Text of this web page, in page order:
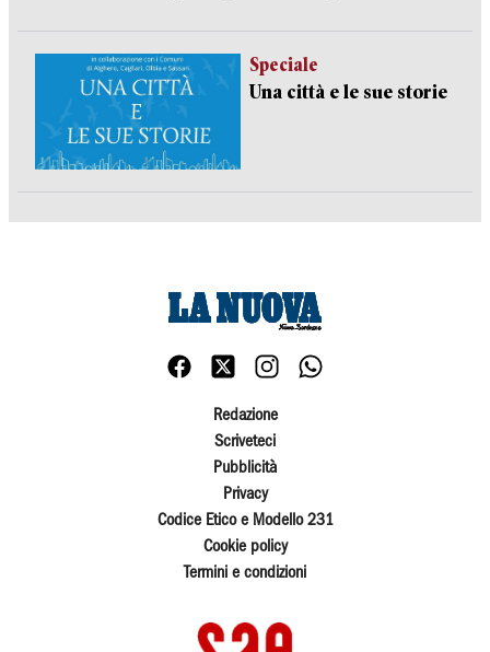
Speciale
Una città e le sue storie
Redazione
Scriveteci
Pubblicità
Privacy
Codice Etico e Modello 231
Cookie policy
Termini e condizioni